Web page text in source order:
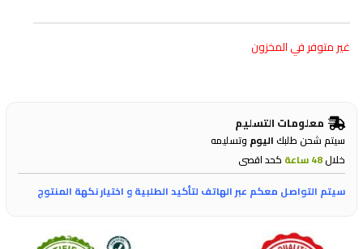
غير متوفر في المخزون
معلومات التسليم
سيتم شحن طلبكاليوم وتسليمه
خلال48 ساعة
كحد اقصى
سيتم التواصل معكم عبر الهاتف لتأكيد الطلبية و اختيار نكهة المنتوج